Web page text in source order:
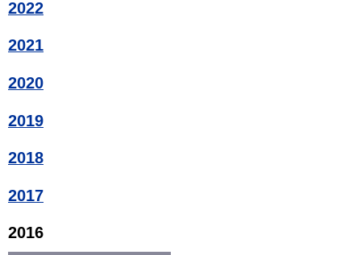
2022
2021
2020
2019
2018
2017
2016